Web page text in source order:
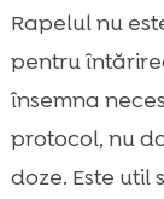
Rapelul nu
pentru
însemna
protocol, nu
doze. Este util